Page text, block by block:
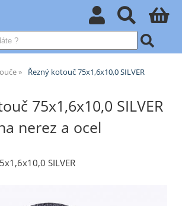
Řezný kotouč 75x1,6x10,0 SILVER
75x1,6x10,0 SILVER
nerez a ocel
SILVER